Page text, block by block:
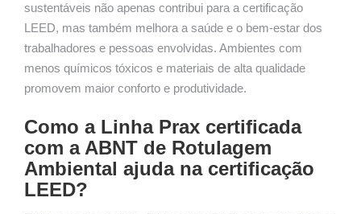
sustentáveis não apenas contribui para a certificação
LEED, mas também melhora a saúde e o bem-estar dos
trabalhadores e pessoas envolvidas. Ambientes com
menos químicos tóxicos e materiais de alta qualidade
promovem maior conforto e produtividade.
Como a Linha Prax certificada
com a ABNT de Rotulagem
Ambiental ajuda na certificação
LEED?